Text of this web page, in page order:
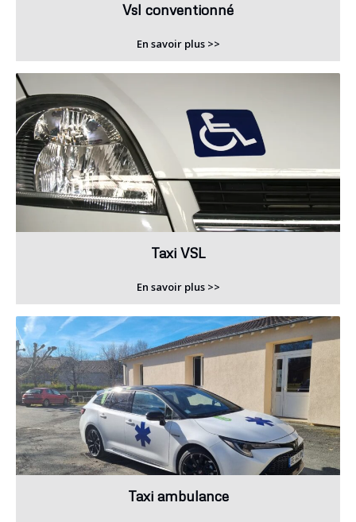
Vsl conventionné
En savoir plus >>
Taxi VSL
En savoir plus >>
Taxi ambulance